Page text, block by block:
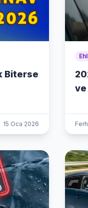
Biterse
15 Oca 2026
ve